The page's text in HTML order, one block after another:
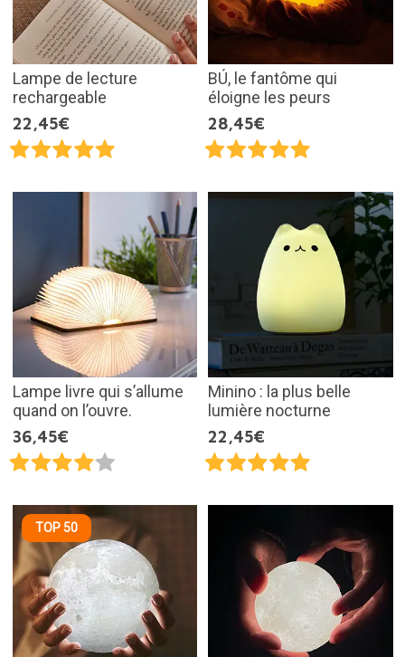
Lampe de lecture
rechargeable
22,45€
BÚ, le fantôme qui
éloigne les peurs
28,45€
Lampe livre qui s’allume
quand on l’ouvre.
36,45€
Minino : la plus belle
lumière nocturne
22,45€
TOP 50